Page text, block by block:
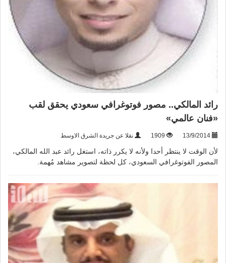
رائد المالكي.. مصور فوتوغرافي سعودي يحقق لقب
«فنان عالمي»
1909 نقلا عن جريدة الشرق الاوسط
لأن الوقت لا ينتظر أحدا ولأنه لا يكرر ذاته، استغل رائد عبد الله المالكي،
المصور الفوتوغرافي السعودي، كل لحظة لتصوير مشاهد مُهمة.